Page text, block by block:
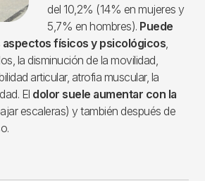
del 10,2% (14% en mujeres y
5,7% en hombres). Puede
físicos y psicológicos
la disminución de la movilidad,
articular, atrofia muscular, la
El dolor suele aumentar con la
escaleras) y también después de